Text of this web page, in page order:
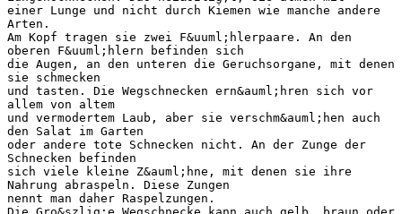
einer Lunge und nicht durch Kiemen wie manche andere
Arten.
Am Kopf tragen sie zwei F&uuml;hlerpaare. An den
oberen F&uuml;hlern befinden sich
die Augen, an den unteren die Geruchsorgane, mit denen
sie schmecken
und tasten. Die Wegschnecken ern&auml;hren sich vor
allem von altem
und vermodertem Laub, aber sie verschm&auml;hen auch
den Salat im Garten
oder andere tote Schnecken nicht. An der Zunge der
Schnecken befinden
sich viele kleine Z&auml;hne, mit denen sie ihre
Nahrung abraspeln. Diese Zungen
nennt man daher Raspelzungen.